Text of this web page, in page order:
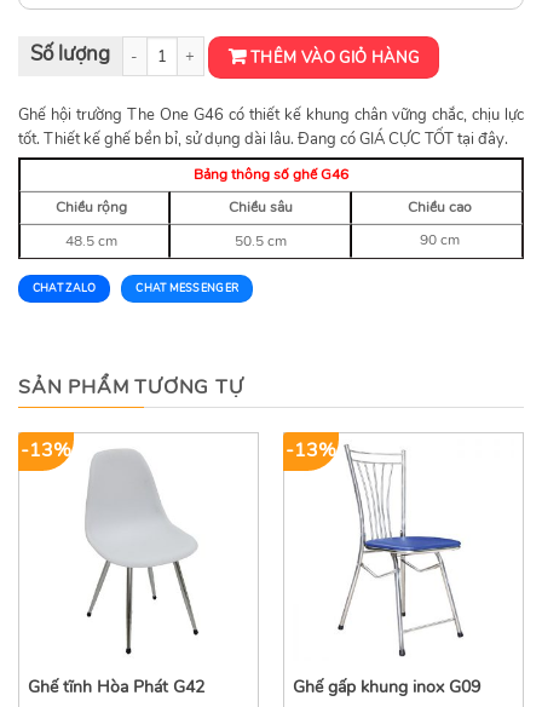
Ghế Tựa Hội Trường G46 The One số lượngTHÊM VÀO GIỎ HÀNG
Ghế hội trường The One G46 có thiết kế khung chân vững chắc, chịu lực
tốt. Thiết kế ghế bền bỉ, sử dụng dài lâu. Đang có GIÁ CỰC TỐT tại đây.
Bảng thông số ghế G46
Chiều rộng
Chiều sâu
Chiều cao
48.5 cm
50.5 cm 90 cm
CHAT ZALO CHAT MESSENGER
SẢN PHẨM TƯƠNG TỰ
-13%
Ghế tĩnh Hòa Phát G42
-13%
Ghế gấp khung inox G09